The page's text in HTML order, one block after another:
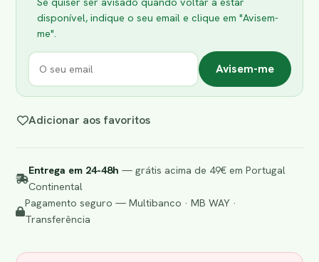
disponível, indique o seu email e clique em "Avisem-
me".
Avisem-me
Adicionar aos favoritos
Entrega em 24-48h — grátis acima de 49€ em Portugal
Continental
Pagamento seguro — Multibanco · MB WAY ·
Transferência